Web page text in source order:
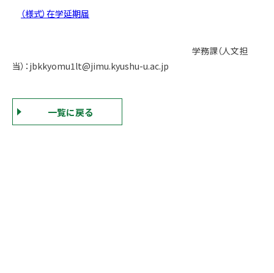
（様式）在学延期届
学務課（人文担
当）：jbkkyomu1lt@jimu.kyushu-u.ac.jp
一覧に戻る